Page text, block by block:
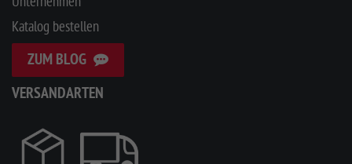
Katalog bestellen
ZUM BLOG
VERSANDARTEN